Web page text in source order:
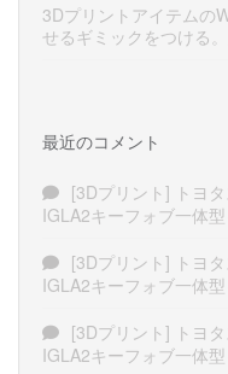
3Dプリントアイテムの
せるギミックをつける
最近のコメント
[3Dプリント] トヨ
IGLA2キーフォブ一体型
[3Dプリント] トヨ
IGLA2キーフォブ一体型
[3Dプリント] トヨ
IGLA2キーフォブ一体型